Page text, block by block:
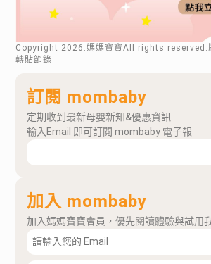
Copyright 2026 .媽媽寶寶All rights reserved.
轉貼節錄
訂閱 mombaby
定期收到最新母嬰新知&優惠資訊
輸入Email 即可訂閱 mombaby 電子報
加入 mombaby
加入媽媽寶寶會員，優先閱讀體驗與試用